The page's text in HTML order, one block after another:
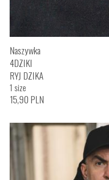
Naszywka
4DZIKI
RYJ DZIKA
1 size
15,90 PLN